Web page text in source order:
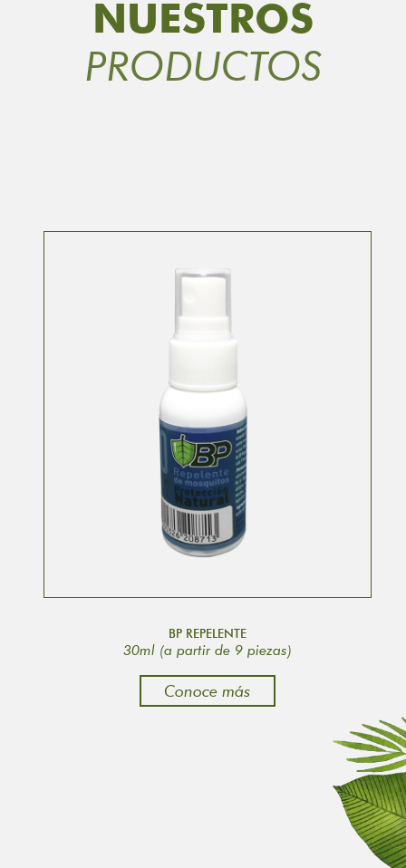
NUESTROS
PRODUCTOS
BP REPELENTE
30ml (a partir de 9 piezas)
Conoce más